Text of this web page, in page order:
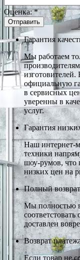
Оценка:*
Гарантия
Мы работаем
официальную
в сервисных
уверенны в
услуг.
Гарантия
Наш интернет-
техники
шоу-румов, что
низких цен на
Полный
Мы полностью
доставлен
Возврат
Если товар не